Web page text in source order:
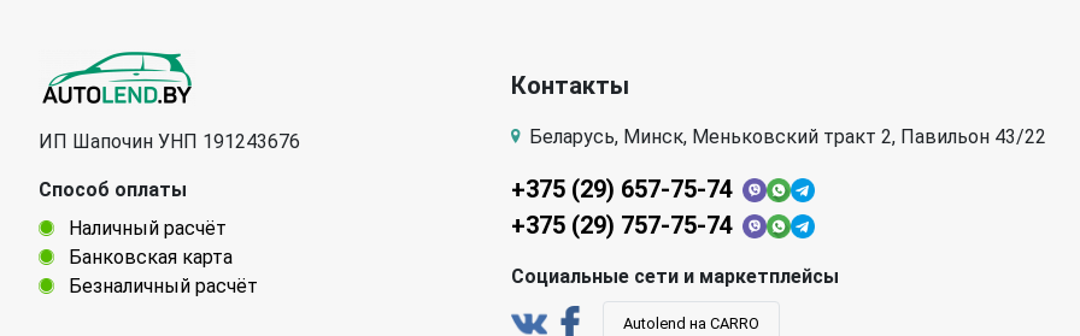
ИП Шапочин УНП 191243676
Способ оплаты
Наличный расчёт
Банковская карта
Безналичный расчёт
Контакты
Беларусь, Минск, Меньковский тракт 2, Павильон 43/22
+375 (29) 657-75-74
+375 (29) 757-75-74
Социальные сети и маркетплейсы
Autolend на CARRO